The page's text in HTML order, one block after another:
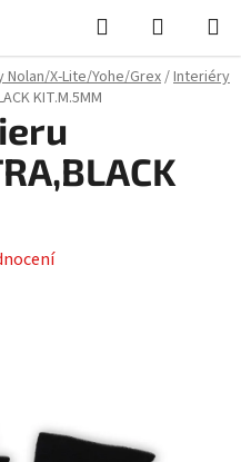
Hledat
KOŠÍK
Nolan/X-Lite/Yohe/Grex/Interiéry
KIT.M.5MM